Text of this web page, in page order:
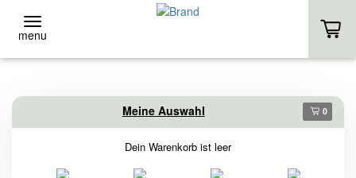
menu
Meine Auswahl 0
Dein Warenkorb ist leer
Event-Location
Stand-Up